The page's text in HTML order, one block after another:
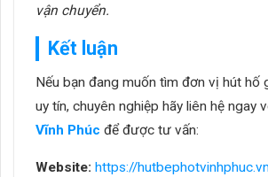
vận chuyển.
Kết luận
Nếu bạn đang muốn tìm đơn vị hút hố
uy tín, chuyên nghiệp hãy liên hệ ngay
Vĩnh Phúc để được tư vấn:
Website: https://